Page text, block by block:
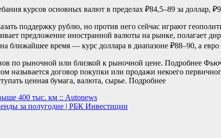
курсов основных валют в пределах ₽84,5–89 за доллар,
поддержку рублю, но против него сейчас играют
предложение иностранной валюты на рынке, полагает
ближайшее время — курс доллара в диапазоне ₽88–90, а
по рыночной или близкой к рыночной цене. Подробнее
называется договор покупки или продажи некоего
ценная бумага, валюта, сырье. Подробнее
400 тыс. км :: Autonews
за полугодие | РБК Инвестиции